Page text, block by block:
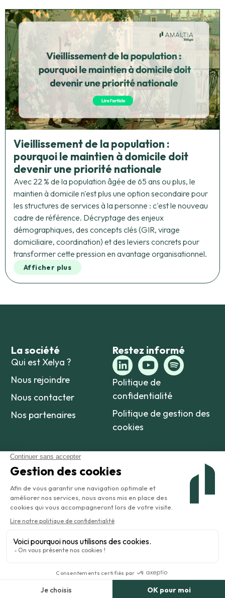
Vieillissement de la population :
pourquoi le maintien à domicile doit
devenir une priorité nationale
Avec 22 % de la population âgée de 65 ans ou plus, le
maintien à domicile n'est plus une option secondaire pour
les structures de services à la personne : c'est le nouveau
cadre de référence. Décryptage des enjeux
démographiques, des concepts clés (GIR, virage
domiciliaire, coordination) et des leviers concrets pour
transformer cette pression en avantage organisationnel.
Afficher plus
La société
Qui est Xelya ?
Nous rejoindre
Nous contacter
Nos partenaires
Restez informé
Politique de
confidentialité
Politique de gestion des
cookies